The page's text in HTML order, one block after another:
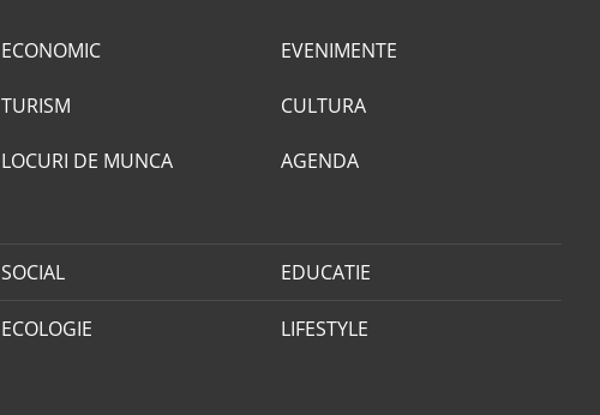
ECONOMIC
TURISM
LOCURI DE MUNCA
EVENIMENTE
CULTURA
AGENDA
SOCIAL EDUCATIE
ECOLOGIE LIFESTYLE